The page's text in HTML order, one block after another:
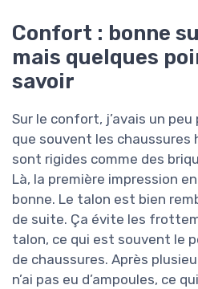
Confort : bonne
mais quelques
savoir
Sur le confort, j’avais un
que souvent les chaussures
sont rigides comme des
Là, la première impression
bonne. Le talon est bien
de suite. Ça évite les
talon, ce qui est souvent le
de chaussures. Après
n’ai pas eu d’ampoules, ce